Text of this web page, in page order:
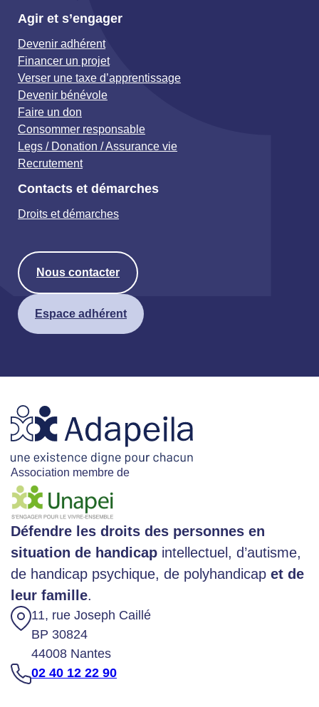
Agir et s’engager
Devenir adhérent
Financer un projet
Verser une taxe d’apprentissage
Devenir bénévole
Faire un don
Consommer responsable
Legs / Donation / Assurance vie
Recrutement
Contacts et démarches
Droits et démarches
Nous contacter
Espace adhérent
Association membre de
Défendre les droits des personnes en
situation de handicap intellectuel, d’autisme,
de handicap psychique, de polyhandicap et de
leur famille.
11, rue Joseph Caillé
BP 30824
44008 Nantes
02 40 12 22 90